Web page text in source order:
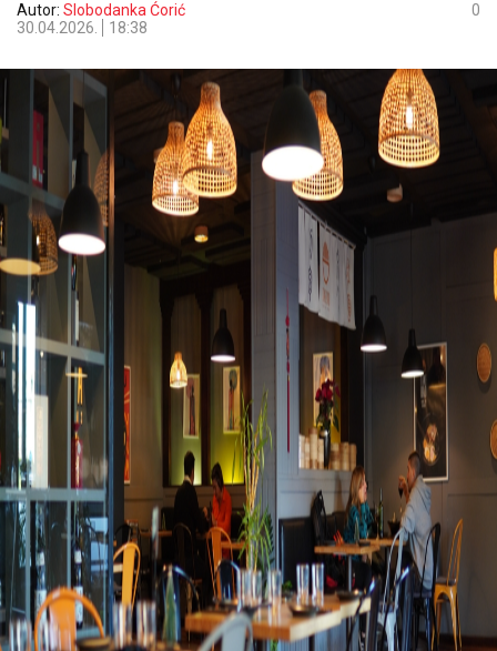
Autor: Slobodanka Ćorić
30.04.2026.
18:38
0